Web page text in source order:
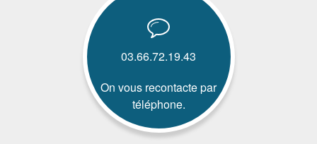
03.66.72.19.43
On vous recontacte par
téléphone.